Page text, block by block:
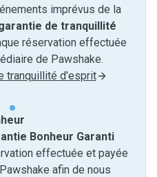
imprévus de la
de tranquillité
réservation effectuée
de Pawshake.
tranquillité d'esprit
Bonheur Garanti
effectuée et payée
afin de nous